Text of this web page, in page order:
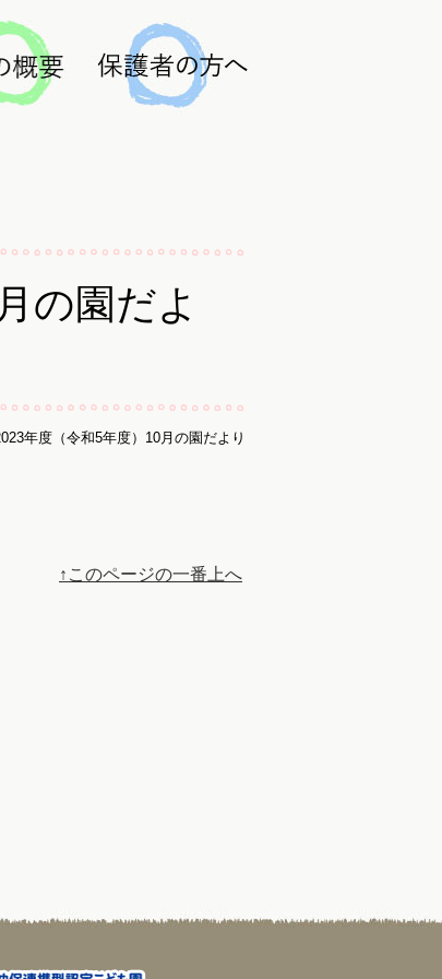
の園だよ
年度（令和5年度）10月の園だより
↑このページの一番上へ